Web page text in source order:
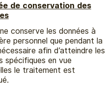
de conservation des
conserve les données à
personnel que pendant la
afin d’atteindre les
spécifiques en vue
le traitement est